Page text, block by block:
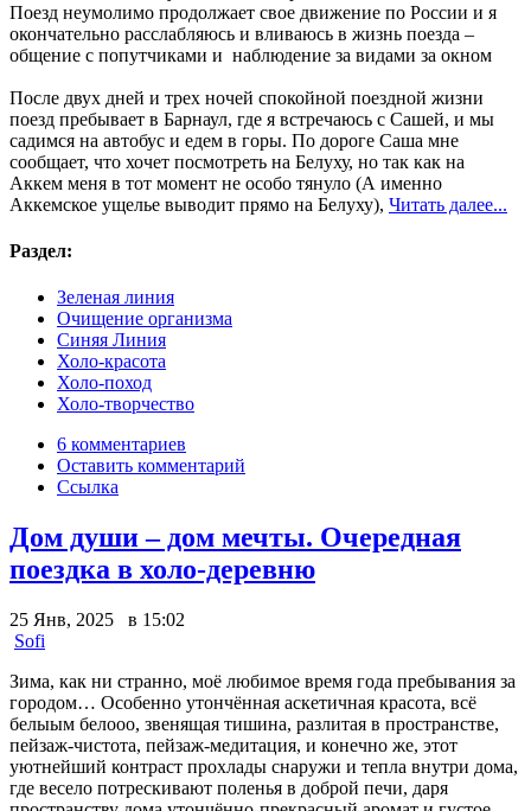
Поезд неумолимо продолжает свое движение по России и я
окончательно расслабляюсь и вливаюсь в жизнь поезда –
общение с попутчиками и наблюдение за видами за окном
После двух дней и трех ночей спокойной поездной жизни
поезд пребывает в Барнаул, где я встречаюсь с Сашей, и мы
садимся на автобус и едем в горы. По дороге Саша мне
сообщает, что хочет посмотреть на Белуху, но так как на
Аккем меня в тот момент не особо тянуло (А именно
Аккемское ущелье выводит прямо на Белуху), Читать далее...
Раздел:
Зеленая линия
Очищение организма
Синяя Линия
Холо-красота
Холо-поход
Холо-творчество
6 комментариев
Оставить комментарий
Ссылка
Дом души – дом мечты. Очередная
поездка в холо-деревню
25 Янв, 2025 в 15:02
Sofi
Зима, как ни странно, моё любимое время года пребывания за
городом… Особенно утончённая аскетичная красота, всё
белыым белооо, звенящая тишина, разлитая в пространстве,
пейзаж-чистота, пейзаж-медитация, и конечно же, этот
уютнейший контраст прохлады снаружи и тепла внутри дома,
где весело потрескивают поленья в доброй печи, даря